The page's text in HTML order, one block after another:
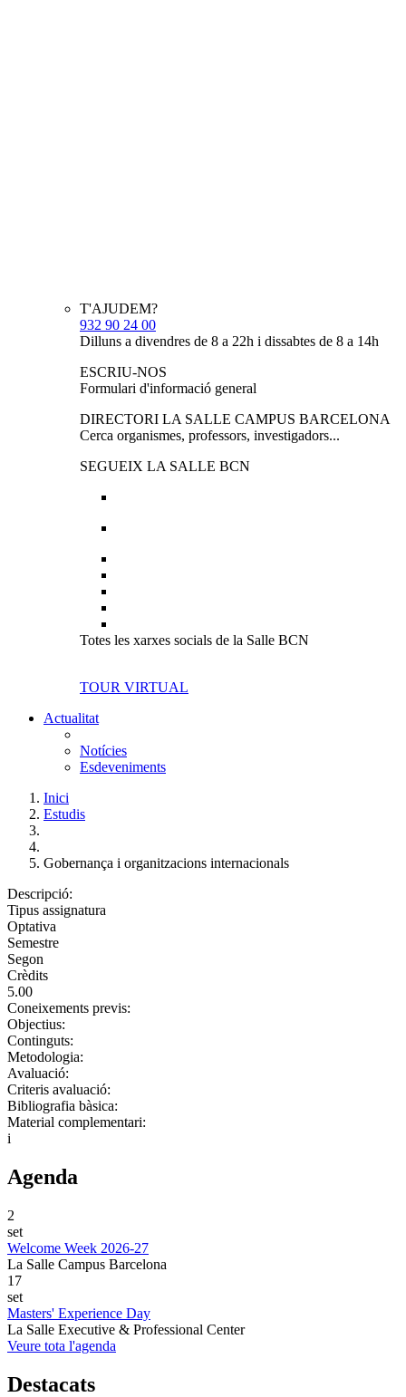
T'AJUDEM?
932 90 24 00
Dilluns a divendres de 8 a 22h i dissabtes de 8 a 14h
ESCRIU-NOS
Formulari d'informació general
DIRECTORI LA SALLE CAMPUS BARCELONA
Cerca organismes, professors, investigadors...
SEGUEIX LA SALLE BCN
Totes les xarxes socials de la Salle BCN
TOUR VIRTUAL
Actualitat
Notícies
Esdeveniments
Inici
Estudis
Gobernança i organitzacions internacionals
Descripció:
Tipus assignatura
Optativa
Semestre
Segon
Crèdits
5.00
Coneixements previs:
Objectius:
Continguts:
Metodologia:
Avaluació:
Criteris avaluació:
Bibliografia bàsica:
Material complementari:
i
Agenda
2
set
Welcome Week 2026-27
La Salle Campus Barcelona
17
set
Masters' Experience Day
La Salle Executive & Professional Center
Veure tota l'agenda
Destacats